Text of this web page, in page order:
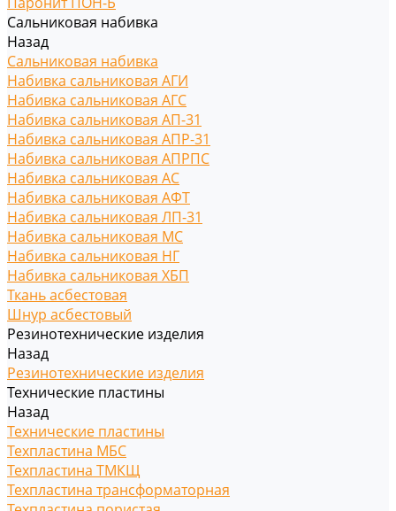
Сальниковая набивка
Назад
Сальниковая набивка
Набивка сальниковая АГИ
Набивка сальниковая АГС
Набивка сальниковая АП-31
Набивка сальниковая АПР-31
Набивка сальниковая АПРПС
Набивка сальниковая АС
Набивка сальниковая АФТ
Набивка сальниковая ЛП-31
Набивка сальниковая МС
Набивка сальниковая НГ
Набивка сальниковая ХБП
Ткань асбестовая
Шнур асбестовый
Резинотехнические изделия
Назад
Резинотехнические изделия
Технические пластины
Назад
Технические пластины
Техпластина МБС
Техпластина ТМКЩ
Техпластина трансформаторная